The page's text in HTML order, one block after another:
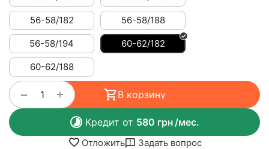
56-58/182 56-58/188
56-58/194 60-62/182
60-62/188
+
− В корзину
Кредит от 580 грн/мес.
Отложить Задать вопрос